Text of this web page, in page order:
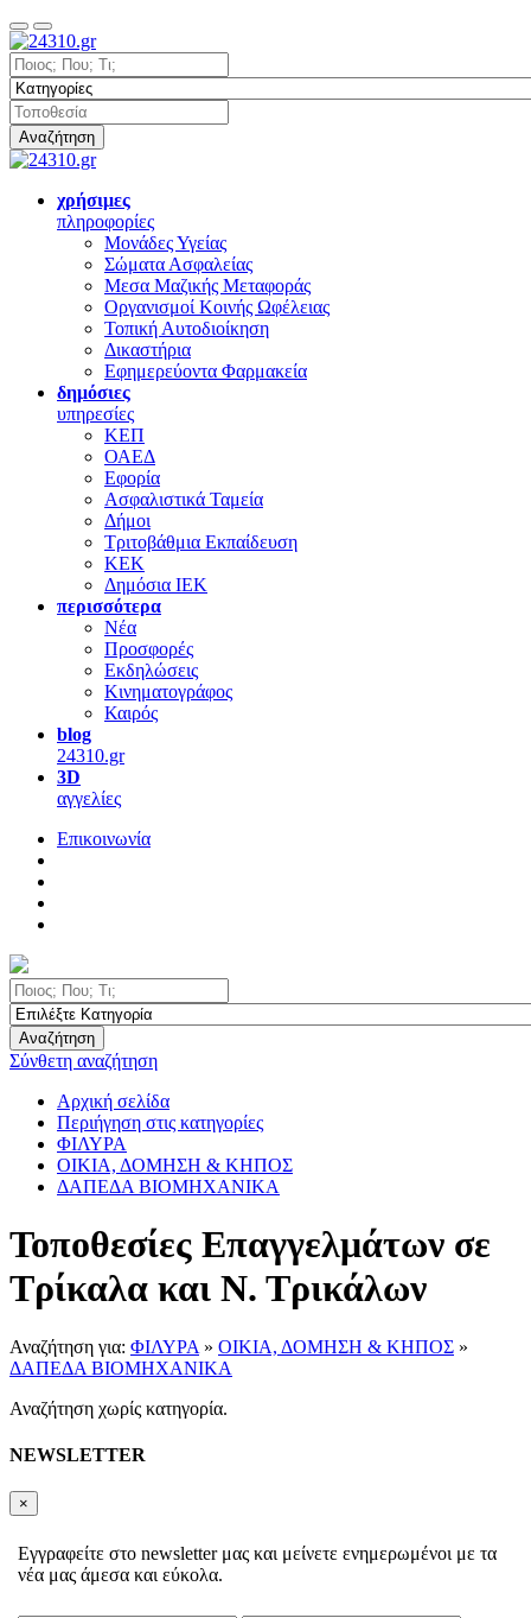
Αναζήτηση
χρήσιμες
πληροφορίες
Μονάδες Υγείας
Σώματα Ασφαλείας
Μεσα Μαζικής Μεταφοράς
Οργανισμοί Κοινής Ωφέλειας
Τοπική Αυτοδιοίκηση
Δικαστήρια
Εφημερεύοντα Φαρμακεία
δημόσιες
υπηρεσίες
ΚΕΠ
ΟΑΕΔ
Εφορία
Ασφαλιστικά Ταμεία
Δήμοι
Τριτοβάθμια Εκπαίδευση
ΚΕΚ
Δημόσια ΙΕΚ
περισσότερα
Νέα
Προσφορές
Εκδηλώσεις
Κινηματογράφος
Καιρός
blog
24310.gr
3D
αγγελίες
Επικοινωνία
Αναζήτηση
Σύνθετη αναζήτηση
Αρχική σελίδα
Περιήγηση στις κατηγορίες
ΦΙΛΥΡΑ
ΟΙΚΙΑ, ΔΟΜΗΣΗ & ΚΗΠΟΣ
ΔΑΠΕΔΑ ΒΙΟΜΗΧΑΝΙΚΑ
Τοποθεσίες Επαγγελμάτων σε
Τρίκαλα και Ν. Τρικάλων
Αναζήτηση για: ΦΙΛΥΡΑ » ΟΙΚΙΑ, ΔΟΜΗΣΗ & ΚΗΠΟΣ »
ΔΑΠΕΔΑ ΒΙΟΜΗΧΑΝΙΚΑ
Αναζήτηση χωρίς κατηγορία.
NEWSLETTER
×
Εγγραφείτε στο newsletter μας και μείνετε ενημερωμένοι με τα
νέα μας άμεσα και εύκολα.